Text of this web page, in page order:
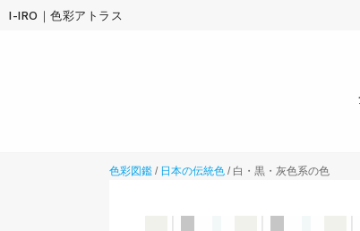
I-IRO｜色彩アトラス
色彩図鑑 / 日本の伝統色 /白・黒・灰色系の色